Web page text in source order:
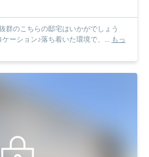
群のこちらの邸宅はいかがでしょう
ーション♪落ち着いた環境で、... もっ